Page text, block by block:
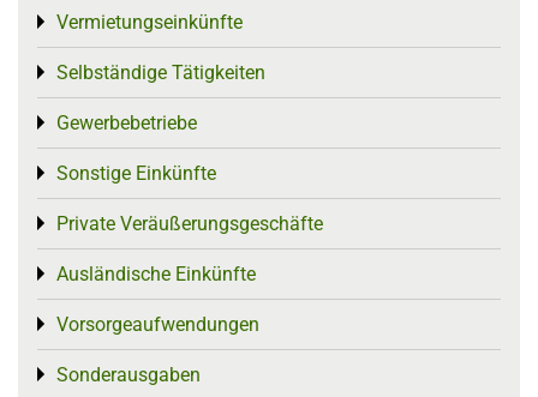
Vermietungseinkünfte
Toggle menu
Selbständige Tätigkeiten
Toggle menu
Gewerbebetriebe
Toggle menu
Sonstige Einkünfte
Toggle menu
Private Veräußerungsgeschäfte
Toggle menu
Ausländische Einkünfte
Toggle menu
Vorsorgeaufwendungen
Toggle menu
Sonderausgaben
Toggle menu